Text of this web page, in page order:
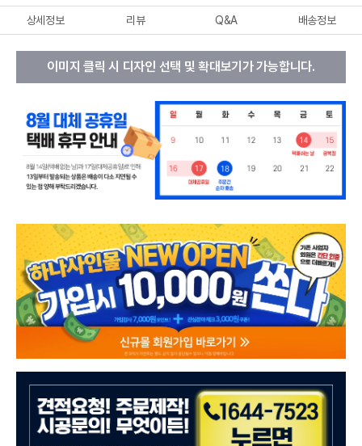
상세정보 리뷰 Q&A 배송정보
이미지 클릭 시 디자인 선택 및 확대보기가 가능합니다.